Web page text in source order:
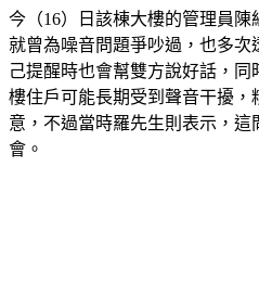
今（16）日該棟大樓的管理員
就曾為噪音問題爭吵過，也多
己提醒時也會幫雙方說好話，同
樓住戶可能長期受到聲音干擾，
意，不過當時羅先生則表示，這